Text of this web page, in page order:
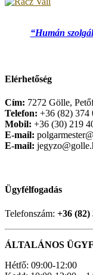
“Humán
Elérhetőség
Cím: 7272 Gölle,
Telefon: +36 (82) 374
Mobil: +36 (30) 219
E-mail:
E-mail:
Ügyfélfogadás
Telefonszám: +36 (82)
ÁLTALÁNOS
Hétfő: 09:00-12:00